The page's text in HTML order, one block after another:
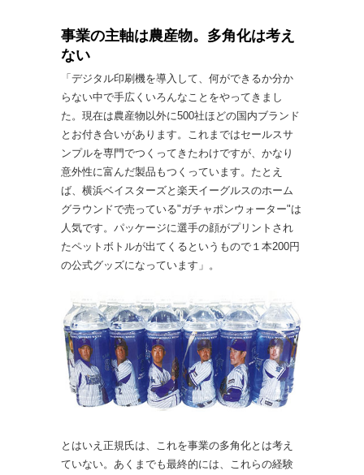
事業の主軸は農産物。多角化は考え
ない
「デジタル印刷機を導入して、何ができるか分か
らない中で手広くいろんなことをやってきまし
た。現在は農産物以外に500社ほどの国内ブランド
とお付き合いがあります。これまではセールスサ
ンプルを専門でつくってきたわけですが、かなり
意外性に富んだ製品もつくっています。たとえ
ば、横浜ベイスターズと楽天イーグルスのホーム
グラウンドで売っている"ガチャポンウォーター"は
人気です。パッケージに選手の顔がプリントされ
たペットボトルが出てくるというもので１本200円
の公式グッズになっています」。
とはいえ正規氏は、これを事業の多角化とは考え
ていない。あくまでも最終的には、これらの経験